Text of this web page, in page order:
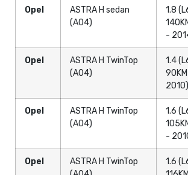
Opel
ASTRA H sedan
(A04)
1.8
-
Opel
ASTRA H TwinTop
(A04)
1.4
2010)
Opel
ASTRA H TwinTop
(A04)
1.6
-
Opel
ASTRA H TwinTop
1.6